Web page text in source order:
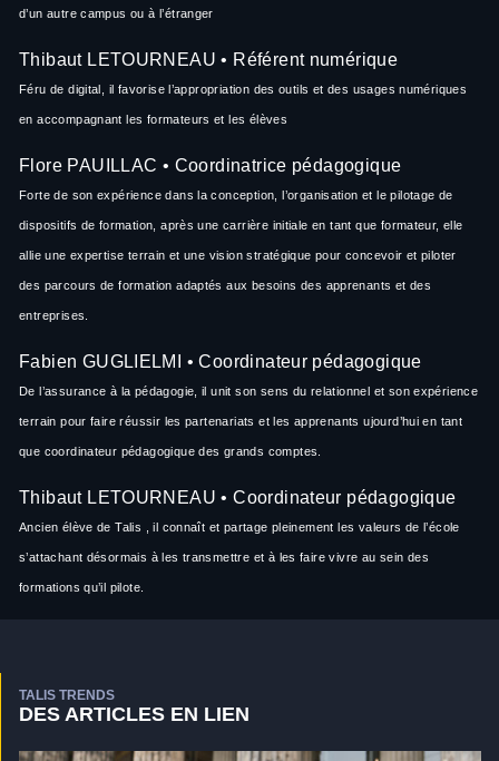
d’un autre campus ou à l’étranger
Thibaut LETOURNEAU • Référent numérique
Féru de digital, il favorise l’appropriation des outils et des usages numériques
en accompagnant les formateurs et les élèves
Flore PAUILLAC • Coordinatrice pédagogique
Forte de son expérience dans la conception, l’organisation et le pilotage de
dispositifs de formation, après une carrière initiale en tant que formateur, elle
allie une expertise terrain et une vision stratégique pour concevoir et piloter
des parcours de formation adaptés aux besoins des apprenants et des
entreprises.
Fabien GUGLIELMI • Coordinateur pédagogique
De l’assurance à la pédagogie, il unit son sens du relationnel et son expérience
terrain pour faire réussir les partenariats et les apprenants ujourd’hui en tant
que coordinateur pédagogique des grands comptes.
Thibaut LETOURNEAU • Coordinateur pédagogique
Ancien élève de Talis , il connaît et partage pleinement les valeurs de l’école
s’attachant désormais à les transmettre et à les faire vivre au sein des
formations qu’il pilote.
TALIS TRENDS
DES ARTICLES EN LIEN